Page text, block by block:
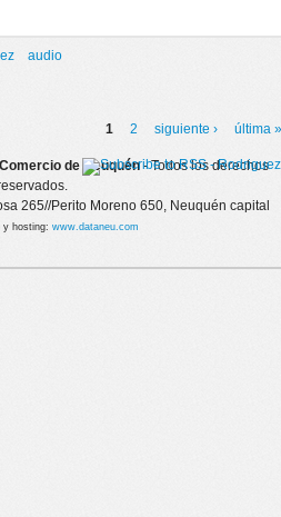
audio
1 2 siguiente › última »
de Neuquén- Todos los derechos
265//Perito Moreno 650, Neuquén capital
y hosting: www.dataneu.com